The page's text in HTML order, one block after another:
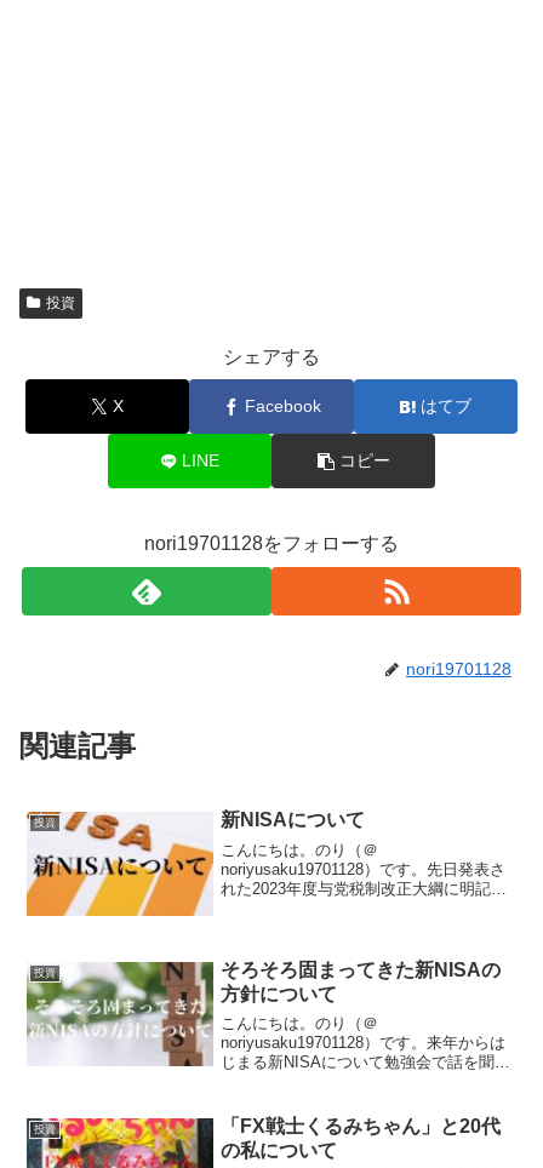
投資
シェアする
X Facebook はてブ
LINE コピー
nori19701128をフォローする
nori19701128
関連記事
投資 新NISAについて
こんにちは。のり（＠
noriyusaku19701128）です。先日発表さ
れた2023年度与党税制改正大綱に明記さ
いては...
投資
そろそろ固まってきた新NISAの
方針について
こんにちは。のり（＠
noriyusaku19701128）です。来年からは
じまる新NISAについて勉強会で話を聞い
かの方針がおおまか固まってきたので、
今回はその話をしよ...
投資
「FX戦士くるみちゃん」と20代
の私について